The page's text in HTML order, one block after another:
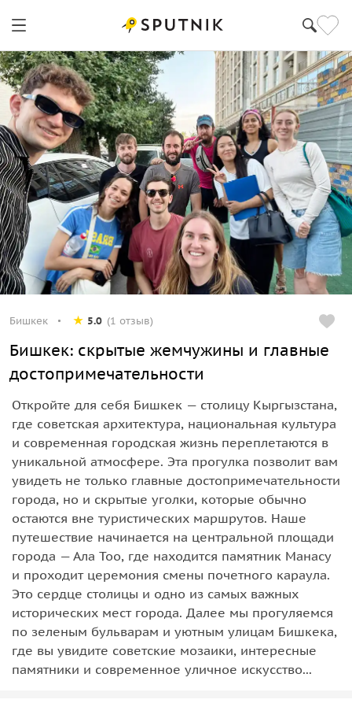
Бишкек 5.0 (1 отзыв)
Бишкек: скрытые жемчужины и главные
достопримечательности
Откройте для себя Бишкек — столицу Кыргызстана,
где советская архитектура, национальная культура
и современная городская жизнь переплетаются в
уникальной атмосфере. Эта прогулка позволит вам
увидеть не только главные достопримечательности
города, но и скрытые уголки, которые обычно
остаются вне туристических маршрутов. Наше
путешествие начинается на центральной площади
города — Ала Тоо, где находится памятник Манасу
и проходит церемония смены почетного караула.
Это сердце столицы и одно из самых важных
исторических мест города. Далее мы прогуляемся
по зеленым бульварам и уютным улицам Бишкека,
где вы увидите советские мозаики, интересные
памятники и современное уличное искусство...